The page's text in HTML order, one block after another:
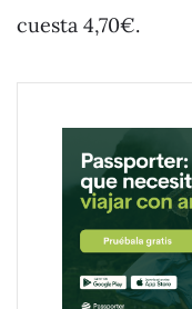
cuesta 4,70€.